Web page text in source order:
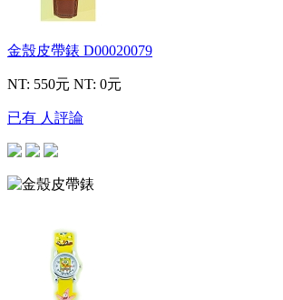
金殼皮帶錶 D00020079
NT: 550元 NT: 0元
已有 人評論